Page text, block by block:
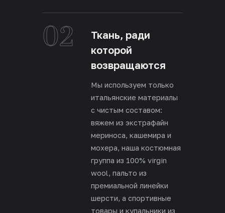
02
Ткань, ради
которой
возвращаются
Мы используем только
итальянские материалы
с чистым составом:
вяжем из экстрафайн
мериноса, кашемира и
мохера, наша костюмная
группа из 100% virgin
wool, пальто из
премиальной линейки
шерсти, а спортивные
товары и купальники из